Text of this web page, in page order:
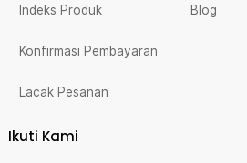
Indeks Produk
Konfirmasi Pembayaran
Lacak Pesanan
Blog
Ikuti Kami